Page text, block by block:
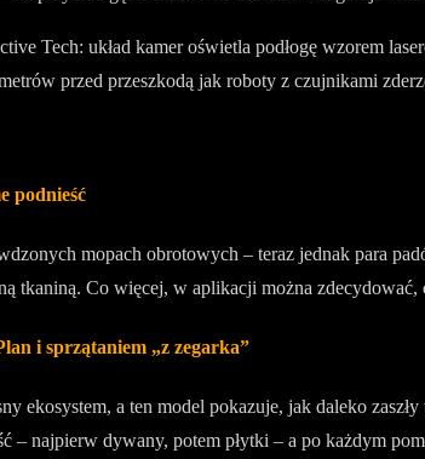
Tech: układ kamer oświetla podłogę wzorem
przed przeszkodą jak roboty z czujnikami
podnieść
mopach obrotowych – teraz jednak para
tkaniną. Co więcej, w aplikacji można
i sprzątaniem „z zegarka”
ekosystem, a ten model pokazuje, jak daleko
– najpierw dywany, potem płytki – a po każdym